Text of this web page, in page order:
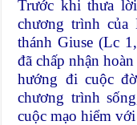
Trước khi thưa
chương trình
thánh Giuse (Lc
đã chấp nhận
hướng đi cuộc
chương trình
cuộc mạo hiểm